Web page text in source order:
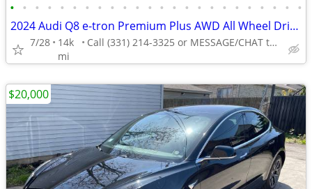
• • • • • • • • • • • • • • • • • • • • • • • •
2024 Audi Q8 e-tron Premium Plus AWD All Wheel Drive Certified SUV Electric AUTO
7/28
14k
mi
Call (331) 214-3325 or MESSAGE/CHAT to confirm availability
$20,000